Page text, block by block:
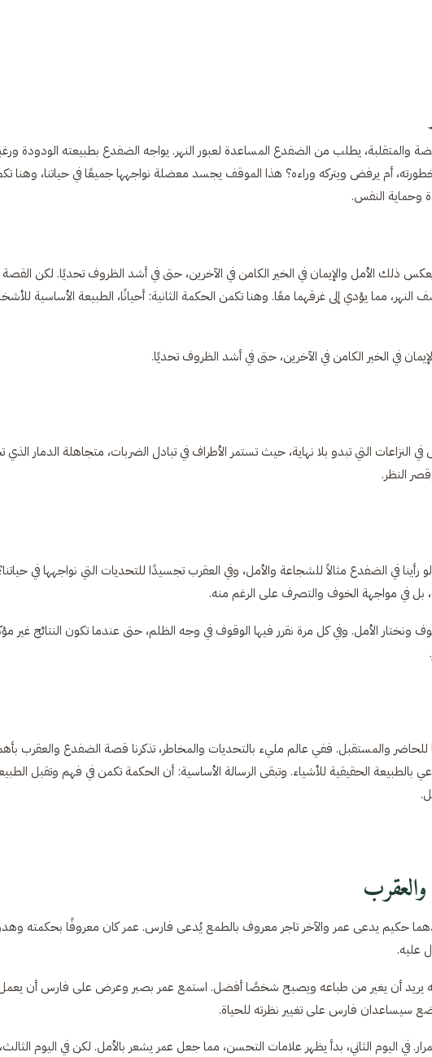
والمتقلبة، يطلب من الضفدع المساعدة لعبور النهر. يواجه الضفدع بطبيعته الودودة
أم يرفض ويتركه وراءه؟ هذا الموقف يجسد معضلة نواجهها جميعًا في حياتنا، وهنا
وحماية النفس.
ذلك الأمل والإيمان في الخير الكامن في الآخرين، حتى في أشد الظروف تحديًا. لكن القصة
مما يؤدي إلى غرقهما معًا. وهنا تكمن الحكمة الثانية: أحيانًا، الطبيعة الأساسية
في الخير الكامن في الآخرين، حتى في أشد الظروف تحديًا.
التي تبدو بلا نهاية، حيث تستمر الأطراف في تبادل الضربات، متجاهلة الدمار الذي
النظر.
رأينا في الضفدع مثالاً للشجاعة والأمل، وفي العقرب تجسيدًا للتحديات التي نواجهها في
في مواجهة الخوف والتصرف على الرغم منه.
الأمل. وفي كل مرة نقرر فيها الوقوف في وجه الظلم، حتى عندما تكون النتائج غير
للحاضر والمستقبل. ففي عالم مليء بالتحديات والمخاطر، تذكرنا قصة الضفدع والعقرب
بالطبيعة الحقيقية للأشياء. وتبقى الرسالة الأساسية: أن الحكمة تكمن في فهم وتقبل
حكيم يدعى عمر والآخر تاجر معروف بالطمع يُدعى فارس. عمر كان معروفًا بحكمته
عليه.
يريد أن يغير من طباعه ويصبح شخصًا أفضل. استمع عمر بصبر وعرض على فارس أن
سيساعدان فارس على تغيير نظرته للحياة.
في اليوم الثاني، بدأ يظهر علامات التحسن، مما جعل عمر يشعر بالأمل. لكن في اليوم الثالث،